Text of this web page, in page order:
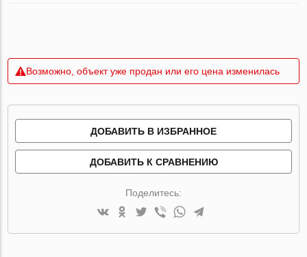
Возможно, объект уже продан или его цена изменилась
ДОБАВИТЬ В ИЗБРАННОЕ
ДОБАВИТЬ К СРАВНЕНИЮ
Поделитесь: